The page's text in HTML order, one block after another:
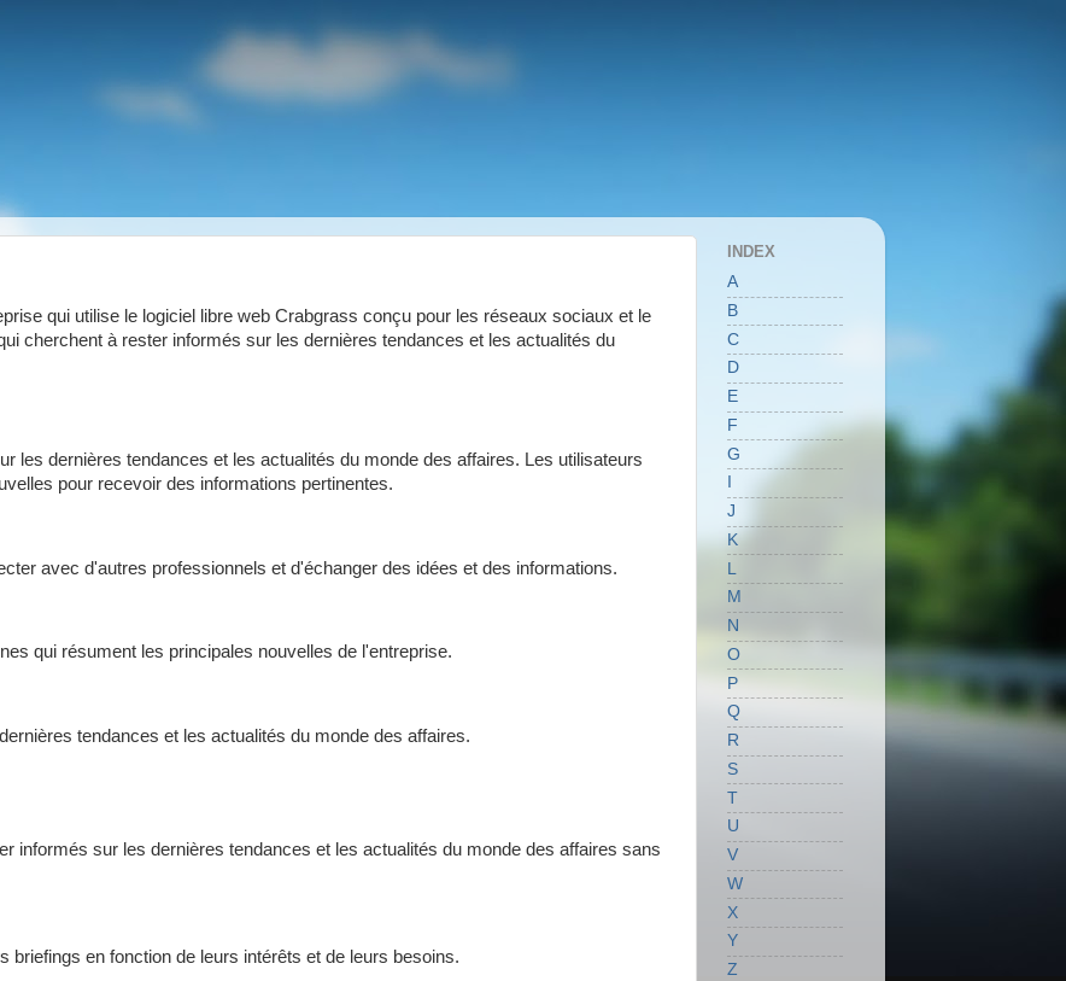
qui utilise le logiciel libre web Crabgrass conçu pour les réseaux sociaux et le
cherchent à rester informés sur les dernières tendances et les actualités du
les dernières tendances et les actualités du monde des affaires. Les utilisateurs
pour recevoir des informations pertinentes.
avec d'autres professionnels et d'échanger des idées et des informations.
qui résument les principales nouvelles de l'entreprise.
tendances et les actualités du monde des affaires.
informés sur les dernières tendances et les actualités du monde des affaires sans
briefings en fonction de leurs intérêts et de leurs besoins.
INDEX
A
B
C
D
E
F
G
J
K
L
M
N
O
P
Q
R
S
T
U
V
W
X
Y
Z